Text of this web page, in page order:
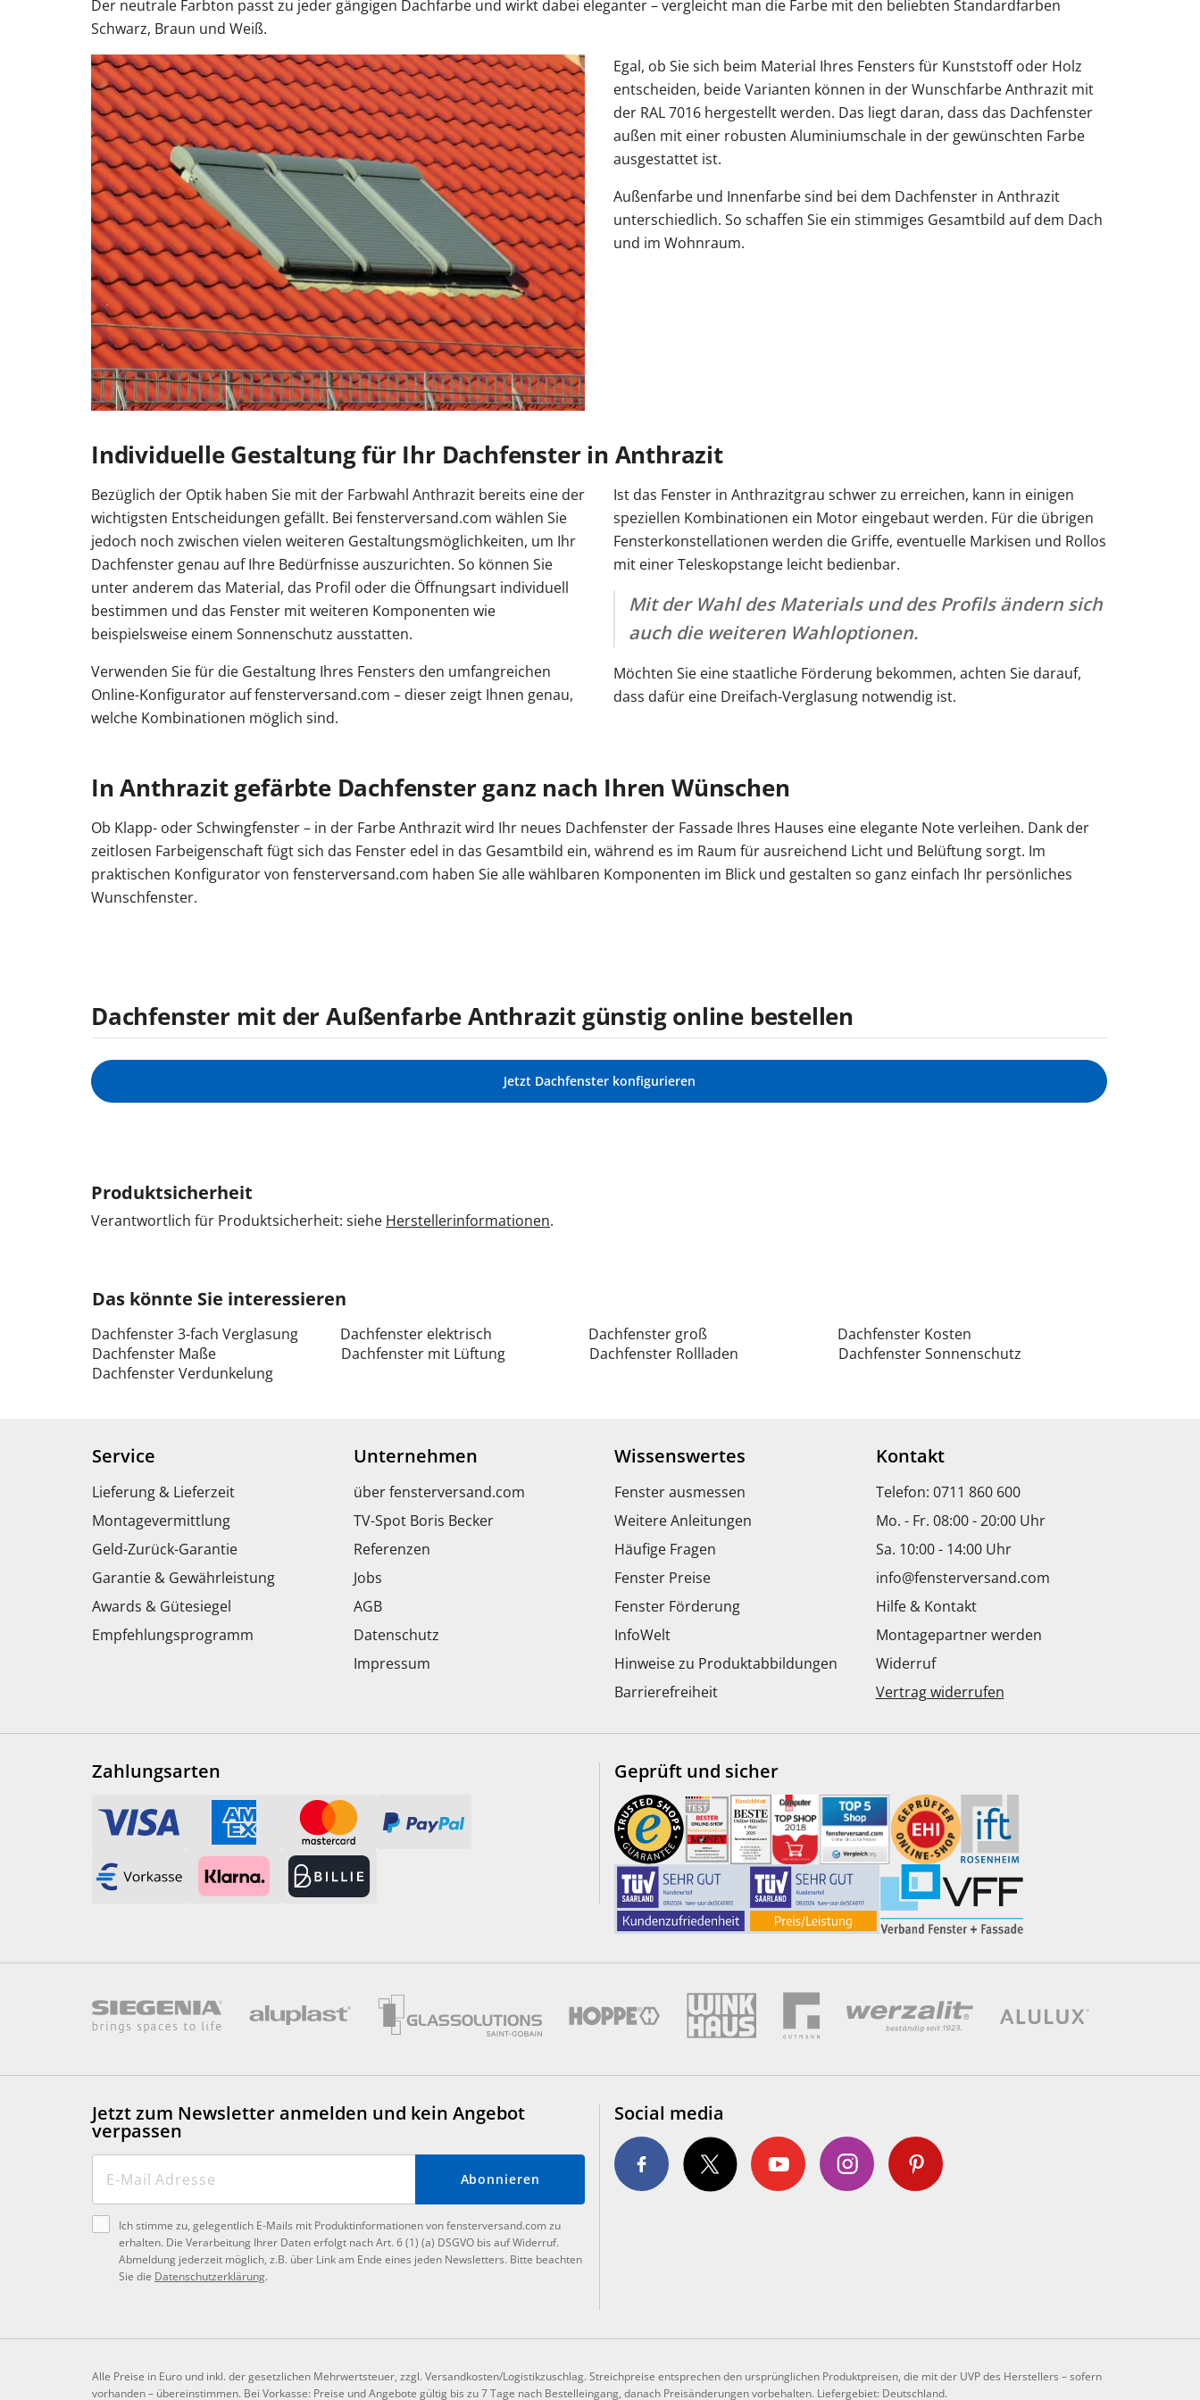
Der neutrale Farbton passt zu jeder gängigen Dachfarbe und wirkt dabei eleganter – vergleicht man die Farbe mit den beliebten Standardfarben
Schwarz, Braun und Weiß.
Egal, ob Sie sich beim Material Ihres Fensters für Kunststoff oder Holz
entscheiden, beide Varianten können in der Wunschfarbe Anthrazit mit
der RAL 7016 hergestellt werden. Das liegt daran, dass das Dachfenster
außen mit einer robusten Aluminiumschale in der gewünschten Farbe
ausgestattet ist.
Außenfarbe und Innenfarbe sind bei dem Dachfenster in Anthrazit
unterschiedlich. So schaffen Sie ein stimmiges Gesamtbild auf dem Dach
und im Wohnraum.
Individuelle Gestaltung für Ihr Dachfenster in Anthrazit
Bezüglich der Optik haben Sie mit der Farbwahl Anthrazit bereits eine der
wichtigsten Entscheidungen gefällt. Bei fensterversand.com wählen Sie
jedoch noch zwischen vielen weiteren Gestaltungsmöglichkeiten, um Ihr
Dachfenster genau auf Ihre Bedürfnisse auszurichten. So können Sie
unter anderem das Material, das Profil oder die Öffnungsart individuell
bestimmen und das Fenster mit weiteren Komponenten wie
beispielsweise einem Sonnenschutz ausstatten.
Verwenden Sie für die Gestaltung Ihres Fensters den umfangreichen
Online-Konfigurator auf fensterversand.com – dieser zeigt Ihnen genau,
welche Kombinationen möglich sind.
Ist das Fenster in Anthrazitgrau schwer zu erreichen, kann in einigen
speziellen Kombinationen ein Motor eingebaut werden. Für die übrigen
Fensterkonstellationen werden die Griffe, eventuelle Markisen und Rollos
mit einer Teleskopstange leicht bedienbar.
Mit der Wahl des Materials und des Profils ändern sich
auch die weiteren Wahloptionen.
Möchten Sie eine staatliche Förderung bekommen, achten Sie darauf,
dass dafür eine Dreifach-Verglasung notwendig ist.
In Anthrazit gefärbte Dachfenster ganz nach Ihren Wünschen
Ob Klapp- oder Schwingfenster – in der Farbe Anthrazit wird Ihr neues Dachfenster der Fassade Ihres Hauses eine elegante Note verleihen. Dank der
zeitlosen Farbeigenschaft fügt sich das Fenster edel in das Gesamtbild ein, während es im Raum für ausreichend Licht und Belüftung sorgt. Im
praktischen Konfigurator von fensterversand.com haben Sie alle wählbaren Komponenten im Blick und gestalten so ganz einfach Ihr persönliches
Wunschfenster.
Dachfenster mit der Außenfarbe Anthrazit günstig online bestellen
Jetzt Dachfenster konfigurieren
Produktsicherheit
Verantwortlich für Produktsicherheit: siehe Herstellerinformationen.
Das könnte Sie interessieren
Dachfenster 3-fach Verglasung Dachfenster elektrisch Dachfenster groß
Dachfenster Kosten
Dachfenster Maße
Dachfenster mit Lüftung Dachfenster Rollladen
Dachfenster Sonnenschutz
Dachfenster Verdunkelung
Service
Lieferung & Lieferzeit
Montagevermittlung
Geld-Zurück-Garantie
Garantie & Gewährleistung
Awards & Gütesiegel
Empfehlungsprogramm
Unternehmen
über fensterversand.com
TV-Spot Boris Becker
Referenzen
Jobs
AGB
Datenschutz
Impressum
Wissenswertes
Fenster ausmessen
Weitere Anleitungen
Häufige Fragen
Fenster Preise
Fenster Förderung
InfoWelt
Hinweise zu Produktabbildungen
Barrierefreiheit
Kontakt
Telefon: 0711 860 600
Mo. - Fr. 08:00 - 20:00 Uhr
Sa. 10:00 - 14:00 Uhr
info@fensterversand.com
Hilfe & Kontakt
Montagepartner werden
Widerruf
Vertrag widerrufen
Zahlungsarten Geprüft und sicher
Jetzt zum Newsletter anmelden und kein Angebot
verpassen
Abonnieren
Ich stimme zu, gelegentlich E-Mails mit Produktinformationen von fensterversand.com zu
erhalten. Die Verarbeitung Ihrer Daten erfolgt nach Art. 6 (1) (a) DSGVO bis auf Widerruf.
Abmeldung jederzeit möglich, z.B. über Link am Ende eines jeden Newsletters. Bitte beachten
Sie die Datenschutzerklärung.
Social media
Alle Preise in Euro und inkl. der gesetzlichen Mehrwertsteuer, zzgl. Versandkosten/Logistikzuschlag. Streichpreise entsprechen den ursprünglichen Produktpreisen, die mit der UVP des Herstellers – sofern
vorhanden – übereinstimmen. Bei Vorkasse: Preise und Angebote gültig bis zu 7 Tage nach Bestelleingang, danach Preisänderungen vorbehalten. Liefergebiet: Deutschland.